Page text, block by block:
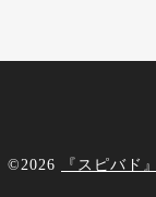
©2026 『スピバド